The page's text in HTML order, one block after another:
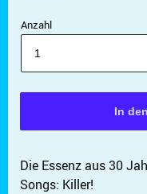
Anzahl
Die Essenz aus 30
Songs: Killer!
Dein Warenkorb ist für